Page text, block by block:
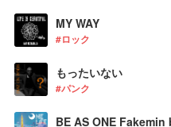
MY WAY
#ロック
もったいない
#パンク
BE AS ONE